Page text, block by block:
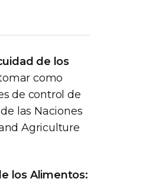
de los
como
de control de
las Naciones
Agriculture
los Alimentos: